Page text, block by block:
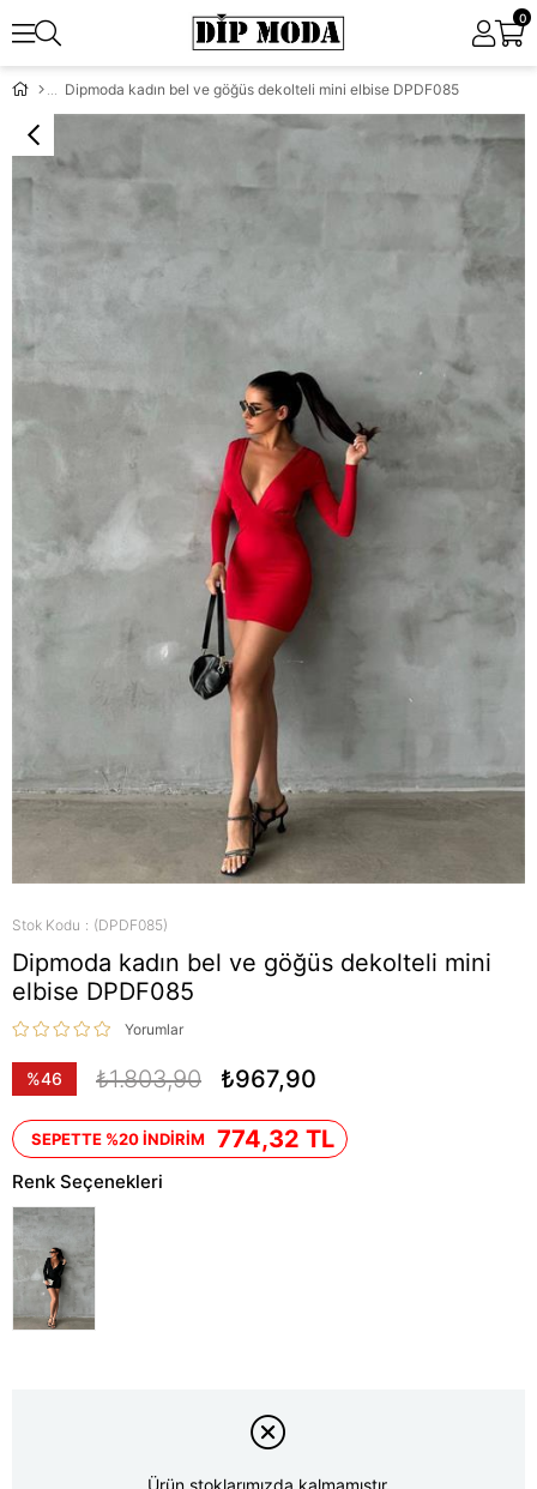
0
Dipmoda kadın bel ve göğüs dekolteli mini elbise DPDF085
Stok Kodu (DPDF085)
Dipmoda kadın bel ve göğüs dekolteli mini
elbise DPDF085
Yorumlar
%46
₺1.803,90 ₺967,90
SEPETTE %20 İNDİRİM 774,32 TL
Renk Seçenekleri